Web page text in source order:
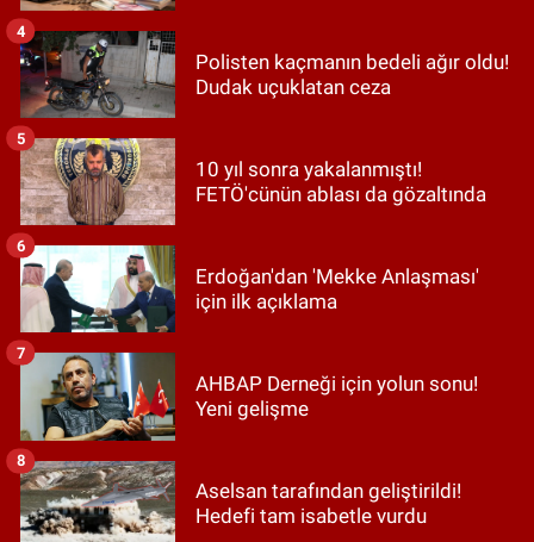
Polisten kaçmanın bedeli ağır oldu!
Dudak uçuklatan ceza
4
10 yıl sonra yakalanmıştı!
FETÖ'cünün ablası da gözaltında
5
Erdoğan'dan 'Mekke Anlaşması'
için ilk açıklama
6
AHBAP Derneği için yolun sonu!
Yeni gelişme
7
Aselsan tarafından geliştirildi!
Hedefi tam isabetle vurdu
8